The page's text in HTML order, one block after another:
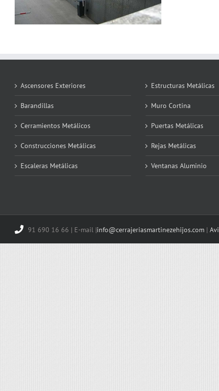
Ascensores Exteriores
Barandillas
Cerramientos Metálicos
Construcciones Metálicas
Escaleras Metálicas
Estructuras Metálicas
Muro Cortina
Puertas Metálicas
Rejas Metálicas
Ventanas Aluminio
91 690 16 66 | E-mail |info@cerrajeriasmartinezehijos.com |